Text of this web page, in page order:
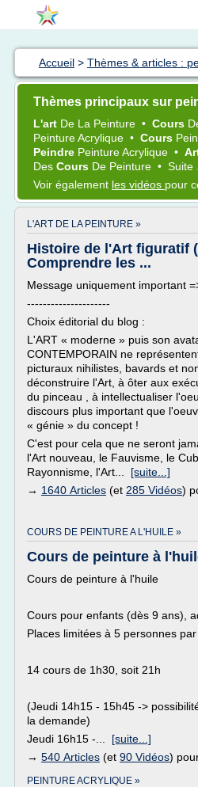
Accueil > Thèmes & articles :
Thèmes principaux sur
L'art De La Peinture • Cours
Peinture Acrylique • Cours
Peindre Peinture Acrylique •
Des Cours De Peinture • Suite
Voir également les vidéos pour
L'ART DE LA PEINTURE »
Histoire de l'Art figuratif
Comprendre les ...
Message uniquement important
---------------------
Choix éditorial du blog :
L'ART « moderne » puis son
CONTEMPORAIN ne
picturaux nihilistes, bavards et
déconstruire l'Art, à ôter aux
du pinceau , à intellectualiser
discours plus important que
« génie » du concept !
C'est pour cela que ne seront
l'Art nouveau, le Fauvisme, le
Rayonnisme, l'Art... [suite...]
→ 1640 Articles (et 285 Vidéos)
COURS DE PEINTURE A L'HUILE »
Cours de peinture à
Cours de peinture à l'huile
Cours pour enfants (dès 9 ans),
Places limitées à 5 personnes par
14 cours de 1h30, soit 21h
(Jeudi 14h15 - 15h45 ->
la demande)
Jeudi 16h15 -... [suite...]
→ 540 Articles (et 90 Vidéos)
PEINTURE ACRYLIQUE »